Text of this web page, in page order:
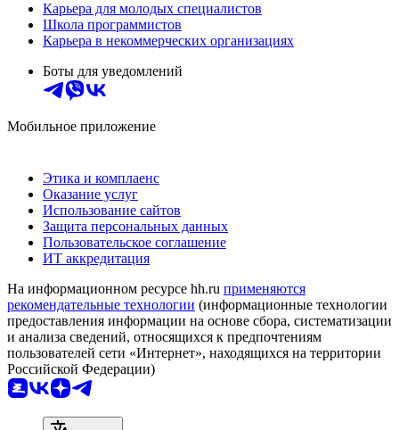
Карьера для молодых специалистов
Школа программистов
Карьера в некоммерческих организациях
Боты для уведомлений
Мобильное приложение
Этика и комплаенс
Оказание услуг
Использование сайтов
Защита персональных данных
Пользовательское соглашение
ИТ аккредитация
На информационном ресурсе hh.ru применяются
рекомендательные технологии (информационные технологии
предоставления информации на основе сбора, систематизации
и анализа сведений, относящихся к предпочтениям
пользователей сети «Интернет», находящихся на территории
Российской Федерации)